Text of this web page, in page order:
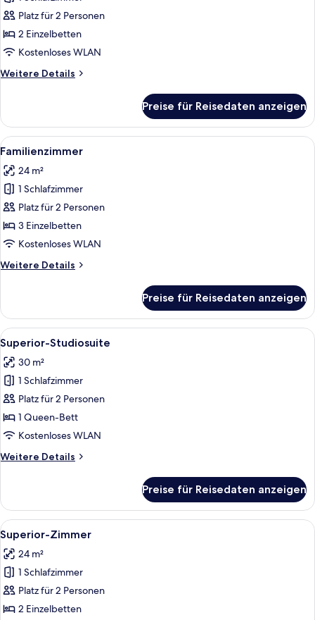
Zimmer
anzeigen
Platz für 2 Personen
2 Einzelbetten
Kostenloses WLAN
Weitere Details
Weitere
Zimmer
Preise für Reisedaten anzeigen
Alle
Fotos
für
Familienzimmer
anzeigen
Ein Hotelzimmer mit drei Betten,
2
Familienzimmer
24 m²
1 Schlafzimmer
Platz für 2 Personen
3 Einzelbetten
Kostenloses WLAN
Weitere Details
Weitere
Preise für Reisedaten anzeigen
Alle
Fotos
für
Superior-
Studiosuite
anzeigen
Ein Hotelzimmer mit Bett, Sofa,
1
Superior-Studiosuite
30 m²
1 Schlafzimmer
Platz für 2 Personen
1 Queen-Bett
Kostenloses WLAN
Weitere Details
Weitere
Studiosuite
Preise für Reisedaten anzeigen
Alle
Fotos
für
Superior-
Zimmer
anzeigen
Ein Hotelzimmer mit zwei Betten,
1
Superior-Zimmer
24 m²
1 Schlafzimmer
Platz für 2 Personen
2 Einzelbetten